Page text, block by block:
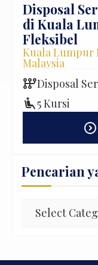
Disposal
di Kuala
Fleksibel
Kuala Lumpur
Malaysia
auto_transmissionDisposal
airline_seat_recline_extra5 Kursi
expand_circle_right
Pencarian
Pencarian